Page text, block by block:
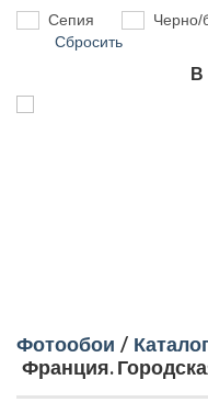
Сепия Черно/
Сбросить
В
Фотообои / Каталог
Франция.